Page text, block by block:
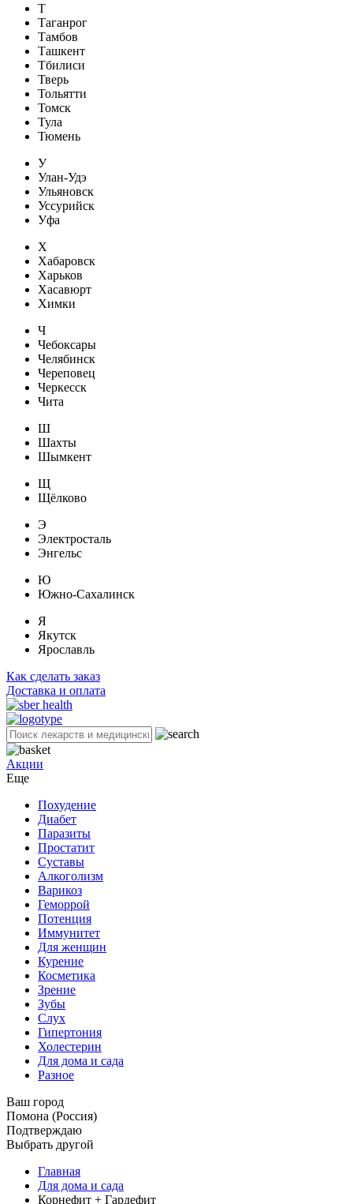
Т
Таганрог
Тамбов
Ташкент
Тбилиси
Тверь
Тольятти
Томск
Тула
Тюмень
У
Улан-Удэ
Ульяновск
Уссурийск
Уфа
Х
Хабаровск
Харьков
Хасавюрт
Химки
Ч
Чебоксары
Челябинск
Череповец
Черкесск
Чита
Ш
Шахты
Шымкент
Щ
Щёлково
Э
Электросталь
Энгельс
Ю
Южно-Сахалинск
Я
Якутск
Ярославль
Как сделать заказ
Доставка и оплата
Акции
Еще
Похудение
Диабет
Паразиты
Простатит
Суставы
Алкоголизм
Варикоз
Геморрой
Потенция
Иммунитет
Для женщин
Курение
Косметика
Зрение
Зубы
Слух
Гипертония
Холестерин
Для дома и сада
Разное
Ваш город
Помона (Россия)
Подтверждаю
Выбрать другой
Главная
Для дома и сада
Корнефит + Гардефит